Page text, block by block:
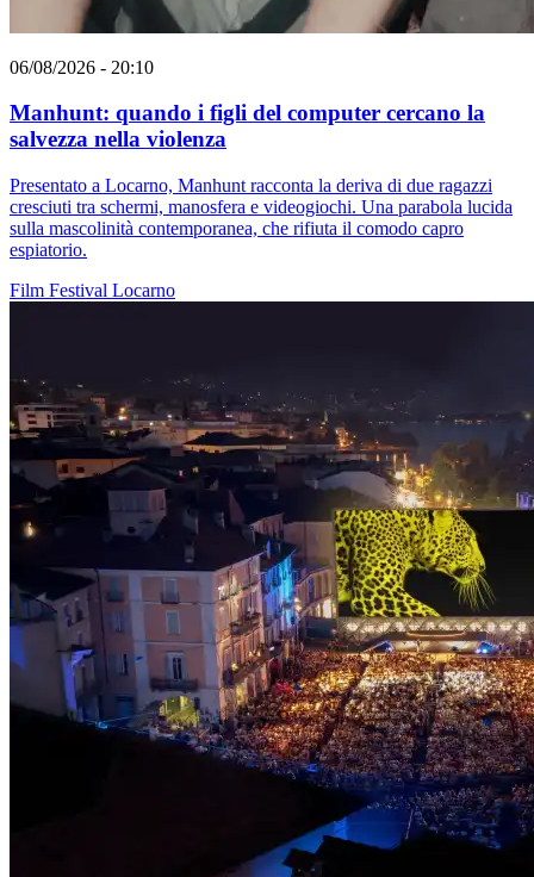
06/08/2026 - 20:10
Manhunt: quando i figli del computer cercano la
salvezza nella violenza
Presentato a Locarno, Manhunt racconta la deriva di due ragazzi
cresciuti tra schermi, manosfera e videogiochi. Una parabola lucida
sulla mascolinità contemporanea, che rifiuta il comodo capro
espiatorio.
Film Festival Locarno